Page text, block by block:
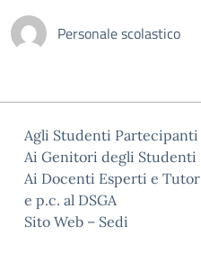
Personale scolastico
Agli Studenti Partecipanti
Ai Genitori degli Studenti
Ai Docenti Esperti e Tutor
e p.c. al DSGA
Sito Web – Sedi